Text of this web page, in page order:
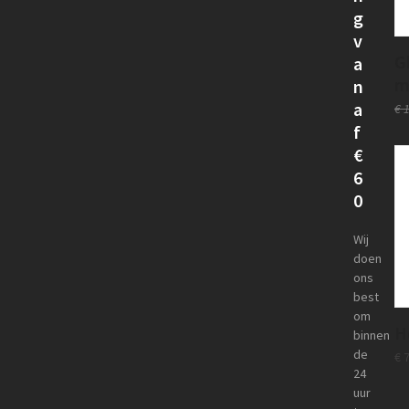
€
g
v
a
n
a
f
€
6
0
Wij
doen
ons
best
om
binnen
de
24
uur